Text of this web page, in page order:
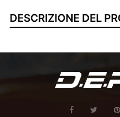
DESCRIZIONE DEL